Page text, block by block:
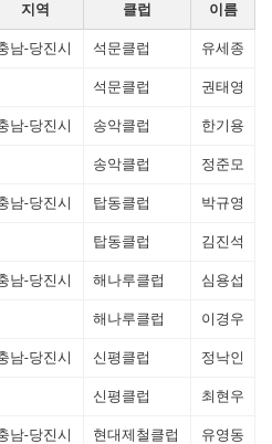
지역 클럽 이름
남-당진시 석문클럽 유세종
석문클럽 권태영
남-당진시 송악클럽 한기용
송악클럽 정준모
남-당진시 탑동클럽 박규영
탑동클럽 김진석
남-당진시 해나루클럽 심용섭
해나루클럽 이경우
남-당진시 신평클럽 정낙인
신평클럽 최현우
남-당진시 현대제철클럽 유영동